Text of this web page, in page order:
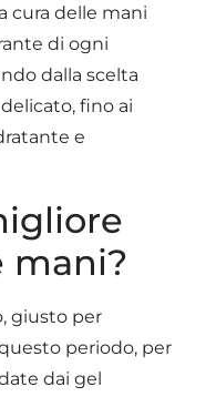
cura delle mani
di ogni
dalla scelta
fino ai
e
mani?
giusto per
periodo, per
dai gel